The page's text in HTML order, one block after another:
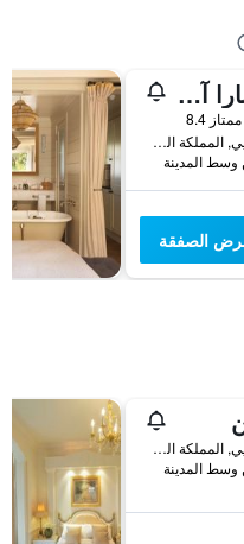
ذي أولد بارا آرمز
ممتاز 8.4
The Strand, ريي, المملكة المتحدة
الصفقة
The Strand, ريي, المملكة المتحدة